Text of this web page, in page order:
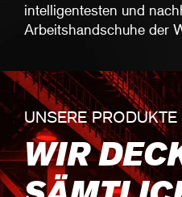
intelligentesten und
Arbeitshandschuhe der
UNSERE PRODUKTE
WIR